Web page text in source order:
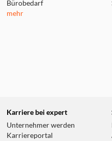
Bürobedarf
mehr
Karriere bei expert
Unternehmer werden
Karriereportal